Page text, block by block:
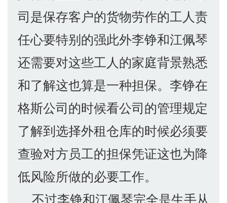
司是保存客户的货物劳作的工人责
任心要特别的强此外李铮和江佩琴
还需要对这些工人的家庭背景熟悉
和了解这也算是一种担保。李铮在
格斯公司的时候看公司的管理规定
了解到选择外租仓库的时候必须要
查验对方员工的担保凭证这也为降
低风险所做的必要工作。
不过李铮和江佩琴完全是生手从